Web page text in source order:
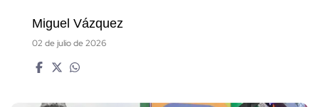
Miguel Vázquez
02 de julio de 2026